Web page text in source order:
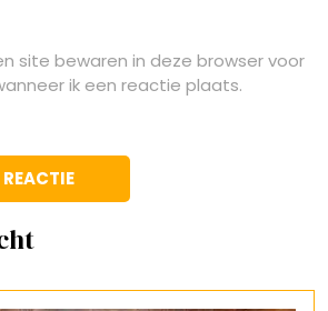
site bewaren in deze browser voor
ik een reactie plaats.